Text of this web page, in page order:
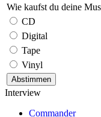
Wie kaufst du deine
CD
Digital
Tape
Vinyl
Interview
Commander